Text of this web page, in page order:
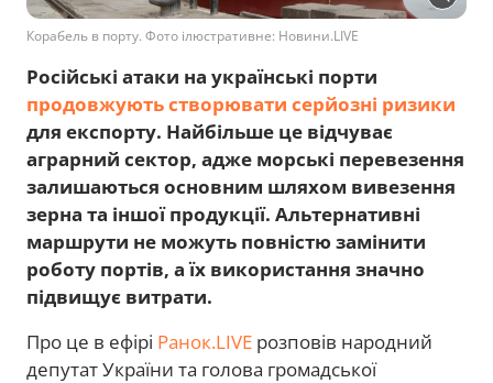
Корабель в порту. Фото ілюстративне: Новини.LIVE
Російські атаки на українські порти
продовжують створювати серйозні ризики
для експорту. Найбільше це відчуває
аграрний сектор, адже морські перевезення
залишаються основним шляхом вивезення
зерна та іншої продукції. Альтернативні
маршрути не можуть повністю замінити
роботу портів, а їх використання значно
підвищує витрати.
Про це в ефірі Ранок.LIVE розповів народний
депутат України та голова громадської